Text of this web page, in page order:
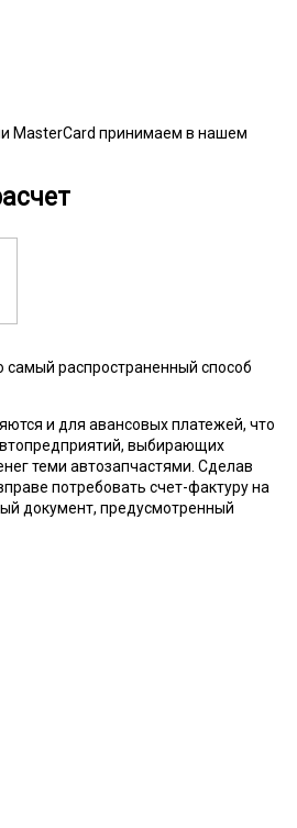
MasterCard принимаем в нашем
самый распространенный способ
и для авансовых платежей, что
выбирающих
теми автозапчастями. Сделав
потребовать счет-фактуру на
документ, предусмотренный